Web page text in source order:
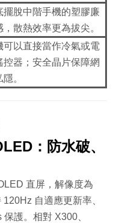
擺脫中階手機的塑膠廉
，散熱效率更為拔尖。
可以直接當作冷氣或電
控器；安全晶片保障網
。
：防水破、
直屏，解像度為
自適應更新率、
護。相對 X300、